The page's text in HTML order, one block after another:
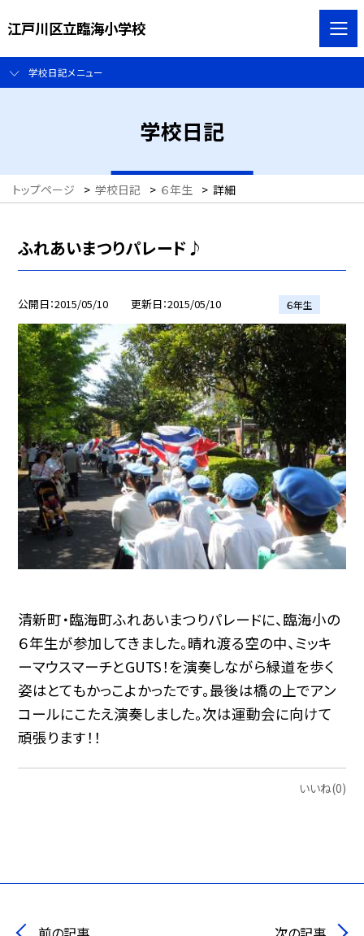
江戸川区立臨海小学校
学校日記メニュー
学校日記
トップページ > 学校日記 > ６年生 > 詳細
ふれあいまつりパレード♪
公開日 2015/05/10 更新日 2015/05/10 ６年生
清新町・臨海町ふれあいまつりパレードに、臨海小の
６年生が参加してきました。晴れ渡る空の中、ミッキ
ーマウスマーチとGUTS！を演奏しながら緑道を歩く
姿はとてもかっこよかったです。最後は橋の上でアン
コールにこたえ演奏しました。次は運動会に向けて
頑張ります！！
いいね(0)